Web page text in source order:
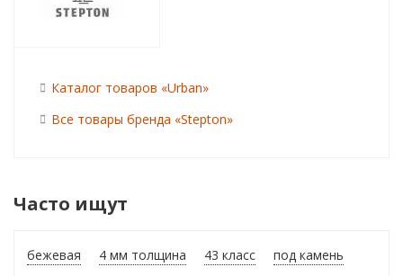
Каталог товаров «Urban»
Все товары бренда «Stepton»
Часто ищут
бежевая 4 мм толщина 43 класс
под камень